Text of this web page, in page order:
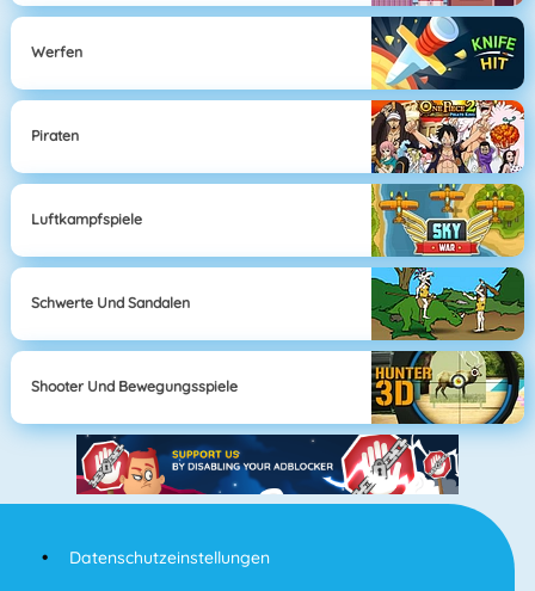
Werfen
Piraten
Luftkampfspiele
Schwerte Und Sandalen
Shooter Und Bewegungsspiele
Datenschutzeinstellungen